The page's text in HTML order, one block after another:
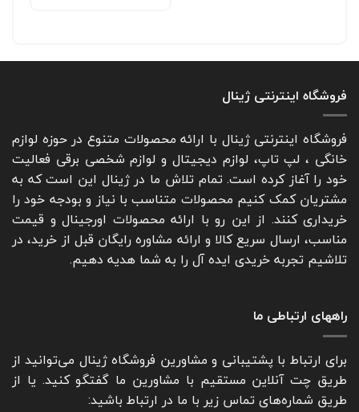
فروشگاه اینترنتی ژینال
فروشگاه اینترنتی ژینال با ارائه محصولات متنوع در حوزه لوازم
خانگی ، لپ تاپ، لوازم دیجیتال و لوازم شخصی برقی فعالیت
خود را آغاز کرده است. تمام تلاش ما در ژینال این است که به
مشتریان کمک کنیم محصولات متناسب با نیاز و بودجه خود را
خریداری کنند. از این رو با ارائه محصولات اورجینال و قیمت
مناسب، ارسال سریع کالا و ارائه مشاوره رایگان قبل از خرید، در
تلاشیم تجربه خریدی ایده آل را به شما هدیه دهیم.
راههای ارتباطی ما
برای ارتباط با پشتیبانی و مشاورین فروشگاه ژینال می‌توانید از
طریق چت آنلاین مستقیم با مشاورین ما گفتگو کنید. یا از
طریق شماره‌های تماس زیر با ما در ارتباط باشید: